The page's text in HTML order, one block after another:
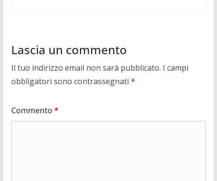
Lascia un commento
Il tuo indirizzo email non sarà pubblicato. I campi
obbligatori sono contrassegnati *
Commento *